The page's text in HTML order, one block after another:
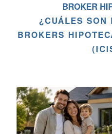
BROKER
¿CUÁLES SON
BROKERS